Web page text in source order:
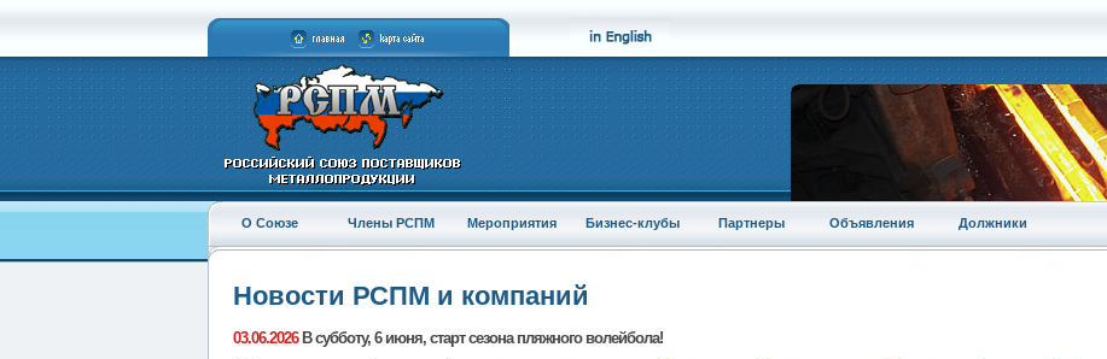
О Союзе Члены РСПМ Мероприятия Бизнес-клубы Партнеры Объявления Должники
Новости РСПМ и компаний
03.06.2026В субботу, 6 июня, старт сезона пляжного волейбола!